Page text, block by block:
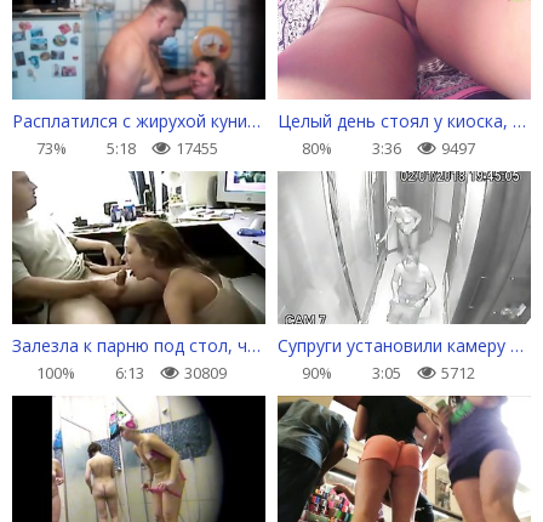
Расплатился с жирухой кунилингусом за вкусный обед
73% 5:18 17455
Целый день стоял у киоска, чтобы заглядывать русским бабам под платья
80% 3:36 9497
Залезла к парню под стол, чтобы отвлечь минетом от компа
100% 6:13 30809
Супруги установили камеру видеонаблюдения, но забыли о ней и спалились голышом
90% 3:05 5712